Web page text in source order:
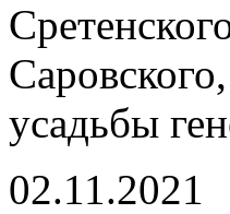
усадьбы
02.11.2021